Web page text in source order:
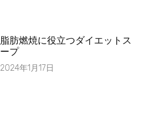
脂肪燃焼に役立つダイエットス
ープ
2024年1月17日